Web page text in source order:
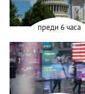
преди 6 часа